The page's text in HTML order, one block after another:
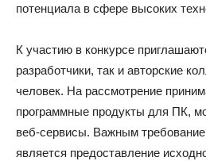
потенциала в сфере высоких
К участию в конкурсе
разработчики, так и авторские
человек. На рассмотрение
программные продукты для ПК,
веб-сервисы. Важным
является предоставление